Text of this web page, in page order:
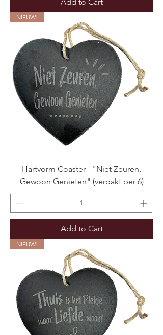
NIEUW!
Hartvorm Coaster - "Niet Zeuren,
Gewoon Genieten" (verpakt per 6)
Add to Cart
NIEUW!